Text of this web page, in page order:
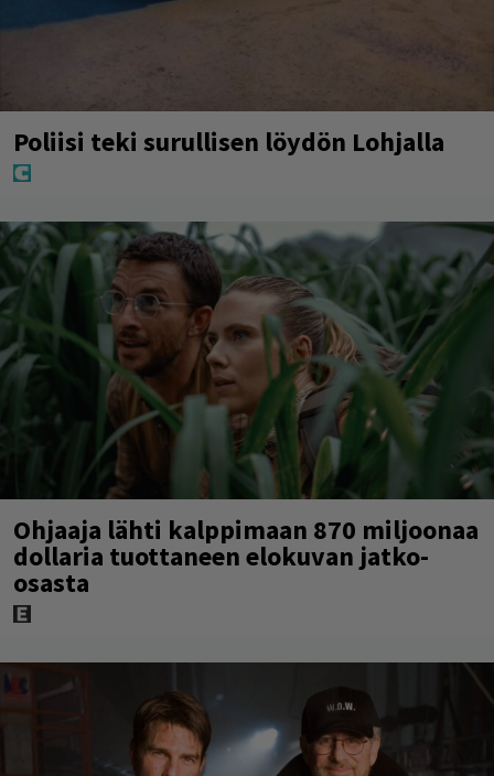
Poliisi teki surullisen löydön Lohjalla
Ohjaaja lähti kalppimaan 870 miljoonaa
dollaria tuottaneen elokuvan jatko-
osasta